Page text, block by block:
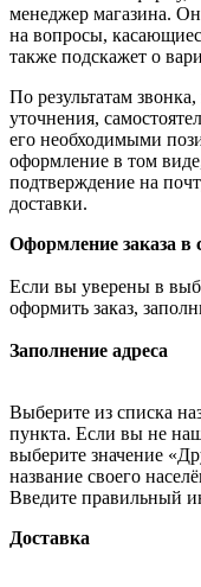
менеджер магазина. Он
на вопросы,
также подскажет о
По результатам
уточнения,
его необходимыми
оформление в том
подтверждение на
доставки.
Оформление заказа в
Если вы уверены в
оформить заказ,
Заполнение адреса
Выберите из списка
пункта. Если вы не
выберите значение
название своего
Введите правильный
Доставка